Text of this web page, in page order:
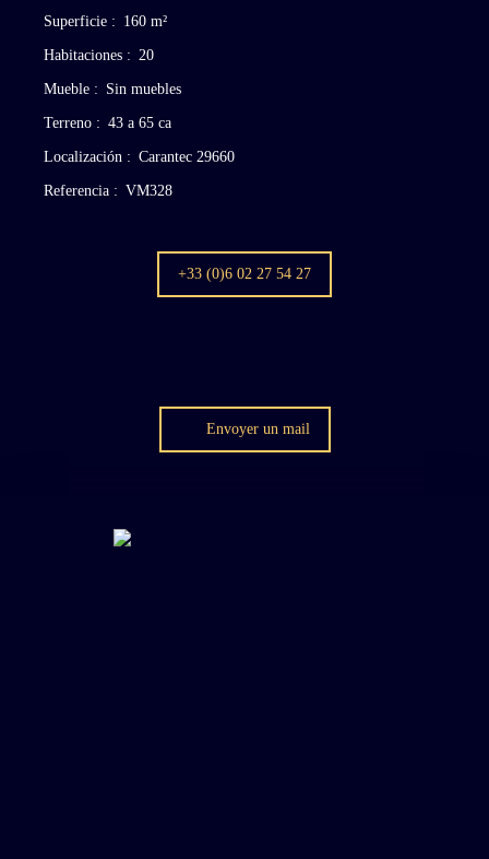
Superficie : 160 m²
Habitaciones : 20
Mueble : Sin muebles
Terreno : 43 a 65 ca
Localización : Carantec 29660
Referencia : VM328
+33 (0)6 02 27 54 27
Envoyer un mail